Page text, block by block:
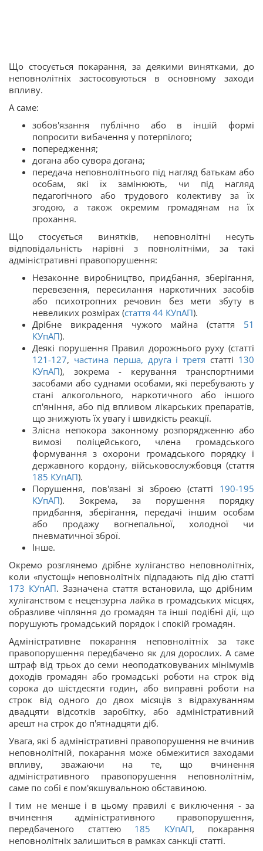
Що стосується покарання, за деякими винятками, до
неповнолітніх застосовуються в основному заходи
впливу.
А саме:
зобов'язання публічно або в іншій формі
попросити вибачення у потерпілого;
попередження;
догана або сувора догана;
передача неповнолітнього під нагляд батькам або
особам, які їх замінюють, чи під нагляд
педагогічного або трудового колективу за їх
згодою, а також окремим громадянам на їх
прохання.
Що стосується винятків, неповнолітні несуть
відповідальність нарівні з повнолітніми, за такі
адміністративні правопорушення:
Незаконне виробництво, придбання, зберігання,
перевезення, пересилання наркотичних засобів
або психотропних речовин без мети збуту в
невеликих розмірах (стаття 44 КУпАП).
Дрібне викрадення чужого майна (стаття 51
КУпАП).
Деякі порушення Правил дорожнього руху (статті
121-127, частина перша, друга і третя статті 130
КУпАП), зокрема - керування транспортними
засобами або суднами особами, які перебувають у
стані алкогольного, наркотичного або іншого
сп'яніння, або під впливом лікарських препаратів,
що знижують їх увагу і швидкість реакції.
Злісна непокора законному розпорядженню або
вимозі поліцейського, члена громадського
формування з охорони громадського порядку і
державного кордону, військовослужбовця (стаття
185 КУпАП).
Порушення, пов'язані зі зброєю (статті 190-195
КУпАП). Зокрема, за порушення порядку
придбання, зберігання, передачі іншим особам
або продажу вогнепальної, холодної чи
пневматичної зброї.
Інше.
Окремо розглянемо дрібне хуліганство неповнолітніх,
коли «пустощі» неповнолітніх підпадають під дію статті
173 КУпАП. Зазначена стаття встановила, що дрібним
хуліганством є нецензурна лайка в громадських місцях,
образливе чіпляння до громадян та інші подібні дії, що
порушують громадський порядок і спокій громадян.
Адміністративне покарання неповнолітніх за таке
правопорушення передбачено як для дорослих. А саме
штраф від трьох до семи неоподатковуваних мінімумів
доходів громадян або громадські роботи на строк від
сорока до шістдесяти годин, або виправні роботи на
строк від одного до двох місяців з відрахуванням
двадцяти відсотків заробітку, або адміністративний
арешт на строк до п'ятнадцяти діб.
Увага, які б адміністративні правопорушення не вчинив
неповнолітній, покарання може обмежитися заходами
впливу, зважаючи на те, що вчинення
адміністративного правопорушення неповнолітнім,
саме по собі є пом'якшувальною обставиною.
І тим не менше і в цьому правилі є виключення - за
вчинення адміністративного правопорушення,
передбаченого статтею185 КУпАП, покарання
неповнолітніх залишиться в рамках санкції статті.